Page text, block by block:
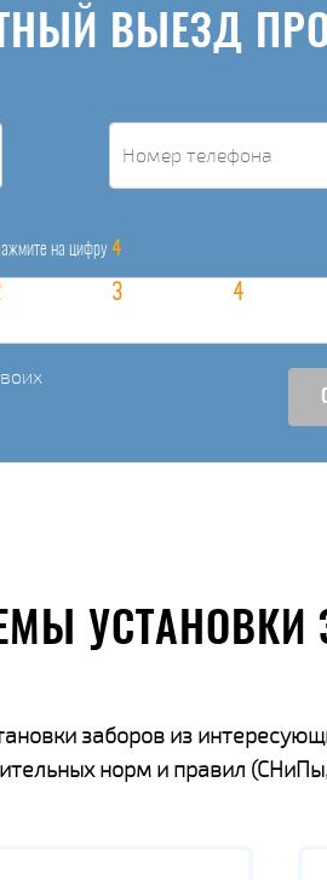
ВЫЕЗД
на цифру 4
УСТАНОВКИ
заборов из
норм и правил